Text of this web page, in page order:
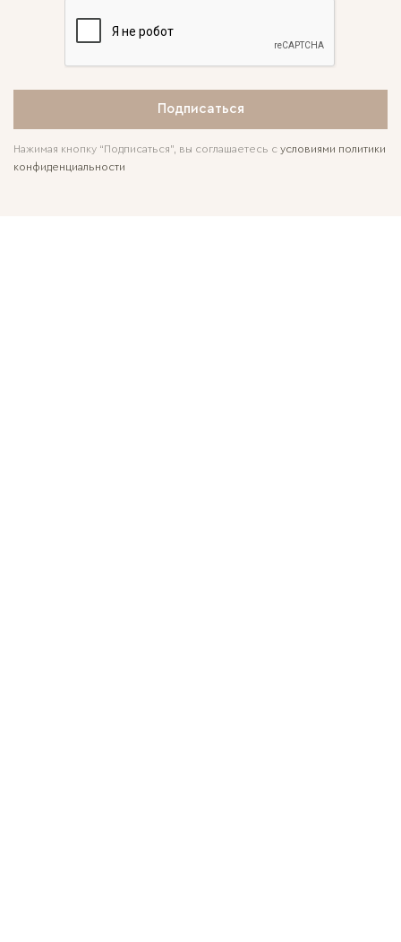
Подписаться
Нажимая кнопку “Подписаться”, вы соглашаетесь с условиями политики
конфиденциальности